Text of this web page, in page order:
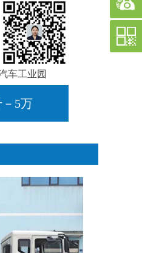
车工业园
5万